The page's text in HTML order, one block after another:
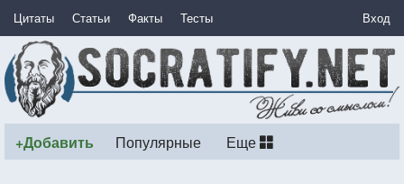
Цитаты Статьи Факты Тесты Вход
+Добавить Популярные Еще